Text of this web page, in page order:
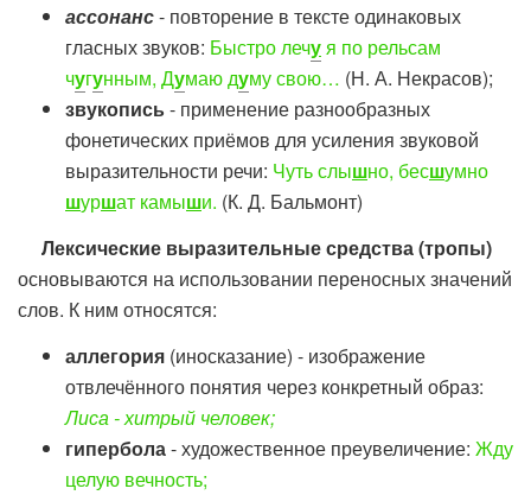
ассонанс- повторение в тексте одинаковых
гласных звуков: Быстро лечуя по рельсам
чугунным, Думаю думу свою… (Н. А. Некрасов);
звукопись- применение разнообразных
фонетических приёмов для усиления звуковой
выразительности речи: Чуть слышно, бесшумно
шуршат камыши. (К. Д. Бальмонт)
Лексические выразительные средства (тропы)
основываются на использовании переносных значений
слов. К ним относятся:
аллегория (иносказание) - изображение
отвлечённого понятия через конкретный образ:
Лиса - хитрый человек;
гипербола- художественное преувеличение: Жду
целую вечность;